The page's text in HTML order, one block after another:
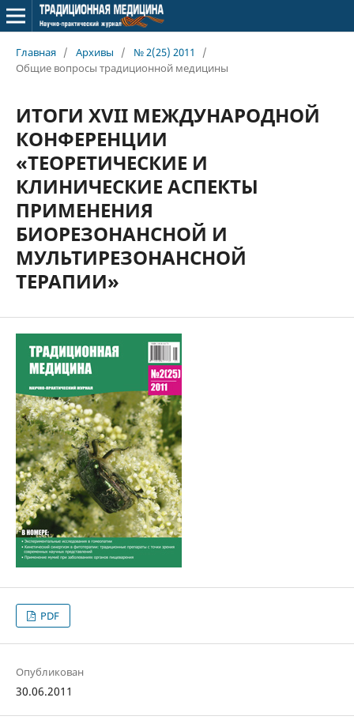
Главная / Архивы / № 2(25) 2011
/
Общие вопросы традиционной медицины
ИТОГИ XVII МЕЖДУНАРОДНОЙ
КОНФЕРЕНЦИИ
«ТЕОРЕТИЧЕСКИЕ И
КЛИНИЧЕСКИЕ АСПЕКТЫ
ПРИМЕНЕНИЯ
БИОРЕЗОНАНСНОЙ И
МУЛЬТИРЕЗОНАНСНОЙ
ТЕРАПИИ»
PDF
Опубликован
30.06.2011